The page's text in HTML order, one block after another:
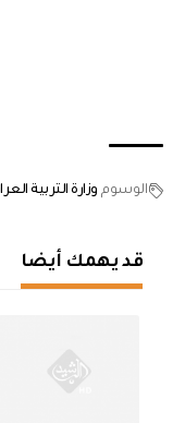
الوسوم وزارة التربية
قد يهمك أيضا